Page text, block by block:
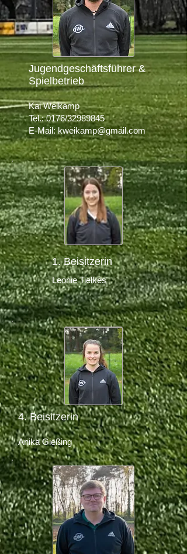
Jugendgeschäftsführer &
Spielbetrieb
Kai Weikamp
Tel.: 0176/32989845
E-Mail: kweikamp@gmail.com
1. Beisitzerin
Leonie Tielkes
4. Beisitzerin
Anika Gießing